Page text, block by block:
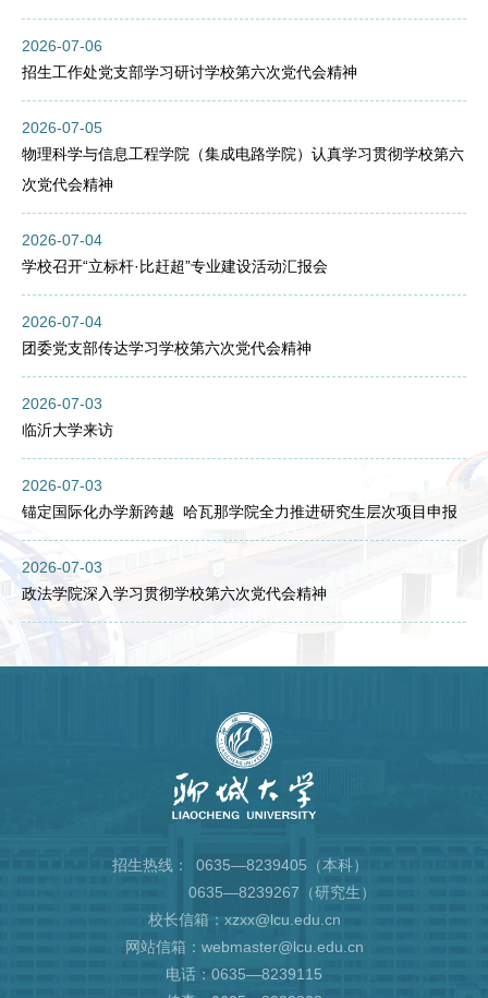
2026-07-06
招生工作处党支部学习研讨学校第六次党代会精神
2026-07-05
物理科学与信息工程学院（集成电路学院）认真学习贯彻学校第六
次党代会精神
2026-07-04
学校召开“立标杆·比赶超”专业建设活动汇报会
2026-07-04
团委党支部传达学习学校第六次党代会精神
2026-07-03
临沂大学来访
2026-07-03
锚定国际化办学新跨越 哈瓦那学院全力推进研究生层次项目申报
2026-07-03
政法学院深入学习贯彻学校第六次党代会精神
招生热线：
0635—8239405（本科）
0635—8239267（研究生）
校长信箱：xzxx@lcu.edu.cn
网站信箱：webmaster@lcu.edu.cn
电话：0635—8239115